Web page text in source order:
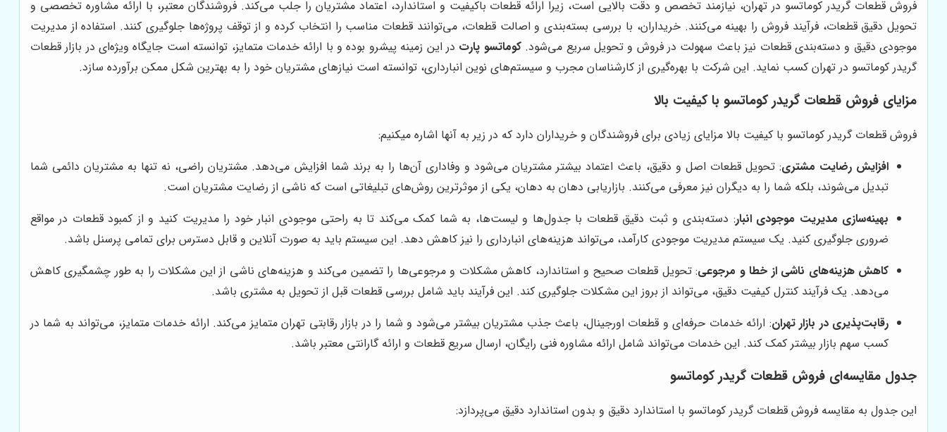
فروش قطعات گریدر کوماتسو در تهران، نیازمند تخصص و دقت بالایی است، زیرا ارائه قطعات باکیفیت و استاندارد، اعتماد مشتریان را جلب می‌کند. فروشندگان معتبر، با ارائه مشاوره تخصصی و
تحویل دقیق قطعات، فرآیند فروش را بهینه می‌کنند. خریداران، با بررسی بسته‌بندی و اصالت قطعات، می‌توانند قطعات مناسب را انتخاب کرده و از توقف پروژه‌ها جلوگیری کنند. استفاده از مدیریت
موجودی دقیق و دسته‌بندی قطعات نیز باعث سهولت در فروش و تحویل سریع می‌شود.کوماتسو پارت در این زمینه پیشرو بوده و با ارائه خدمات متمایز، توانسته است جایگاه ویژه‌ای در بازار قطعات
گریدر کوماتسو در تهران کسب نماید. این شرکت با بهره‌گیری از کارشناسان مجرب و سیستم‌های نوین انبارداری، توانسته است نیازهای مشتریان خود را به بهترین شکل ممکن برآورده سازد.
مزایای فروش قطعات گریدر کوماتسو با کیفیت بالا
فروش قطعات گریدر کوماتسو با کیفیت بالا مزایای زیادی برای فروشندگان و خریداران دارد که در زیر به آنها اشاره میکنیم:
افزایش رضایت مشتری: تحویل قطعات اصل و دقیق، باعث اعتماد بیشتر مشتریان می‌شود و وفاداری آن‌ها را به برند شما افزایش می‌دهد. مشتریان راضی، نه تنها به مشتریان دائمی شما
تبدیل می‌شوند، بلکه شما را به دیگران نیز معرفی می‌کنند. بازاریابی دهان به دهان، یکی از موثرترین روش‌های تبلیغاتی است که ناشی از رضایت مشتریان است.
بهینه‌سازی مدیریت موجودی انبار: دسته‌بندی و ثبت دقیق قطعات با جدول‌ها و لیست‌ها، به شما کمک می‌کند تا به راحتی موجودی انبار خود را مدیریت کنید و از کمبود قطعات در مواقع
ضروری جلوگیری کنید. یک سیستم مدیریت موجودی کارآمد، می‌تواند هزینه‌های انبارداری را نیز کاهش دهد. این سیستم باید به صورت آنلاین و قابل دسترس برای تمامی پرسنل باشد.
کاهش هزینه‌های ناشی از خطا و مرجوعی: تحویل قطعات صحیح و استاندارد، کاهش مشکلات و مرجوعی‌ها را تضمین می‌کند و هزینه‌های ناشی از این مشکلات را به طور چشمگیری کاهش
می‌دهد. یک فرآیند کنترل کیفیت دقیق، می‌تواند از بروز این مشکلات جلوگیری کند. این فرآیند باید شامل بررسی قطعات قبل از تحویل به مشتری باشد.
رقابت‌پذیری در بازار تهران: ارائه خدمات حرفه‌ای و قطعات اورجینال، باعث جذب مشتریان بیشتر می‌شود و شما را در بازار رقابتی تهران متمایز می‌کند. ارائه خدمات متمایز، می‌تواند به شما در
کسب سهم بازار بیشتر کمک کند. این خدمات می‌تواند شامل ارائه مشاوره فنی رایگان، ارسال سریع قطعات و ارائه گارانتی معتبر باشد.
جدول مقایسه‌ای فروش قطعات گریدر کوماتسو
این جدول به مقایسه فروش قطعات گریدر کوماتسو با استاندارد دقیق و بدون استاندارد دقیق می‌پردازد: